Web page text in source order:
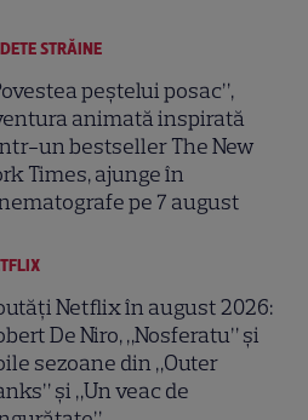
STRĂINE
peștelui posac”,
animată inspirată
un bestseller The New
Times, ajunge în
pe 7 august
Netflix în august 2026:
De Niro, „Nosferatu” și
sezoane din „Outer
și „Un veac de